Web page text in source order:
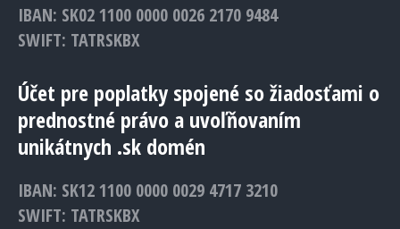
IBAN: SK02 1100 0000 0026 2170 9484
SWIFT: TATRSKBX
Účet pre poplatky spojené so žiadosťami o
prednostné právo a uvoľňovaním
unikátnych .sk domén
IBAN: SK12 1100 0000 0029 4717 3210
SWIFT: TATRSKBX